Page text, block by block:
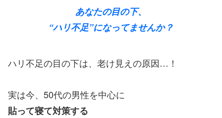
あなたの目の下、
“ハリ不足”になってませんか？
ハリ不足の目の下は、老け見えの原因…！
実は今、50代の男性を中心に
貼って寝て対策する